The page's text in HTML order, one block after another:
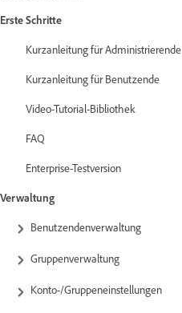
Erste Schritte
Kurzanleitung für Administrierende
Kurzanleitung für Benutzende
Video-Tutorial-Bibliothek
FAQ
Enterprise-Testversion
Verwaltung
Benutzendenverwaltung
Gruppenverwaltung
Konto-/Gruppeneinstellungen